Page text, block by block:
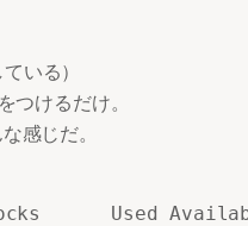
いる）
けるだけ。
感じだ。
Used